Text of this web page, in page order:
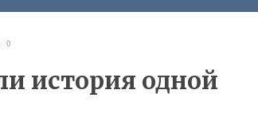
0
история одной